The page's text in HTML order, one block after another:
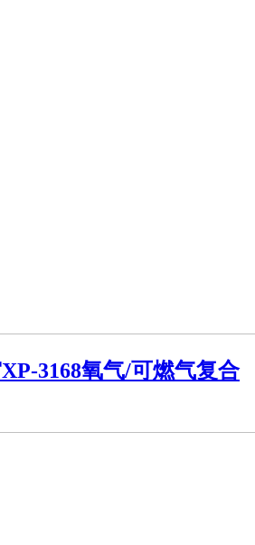
3168氧气/可燃气复合